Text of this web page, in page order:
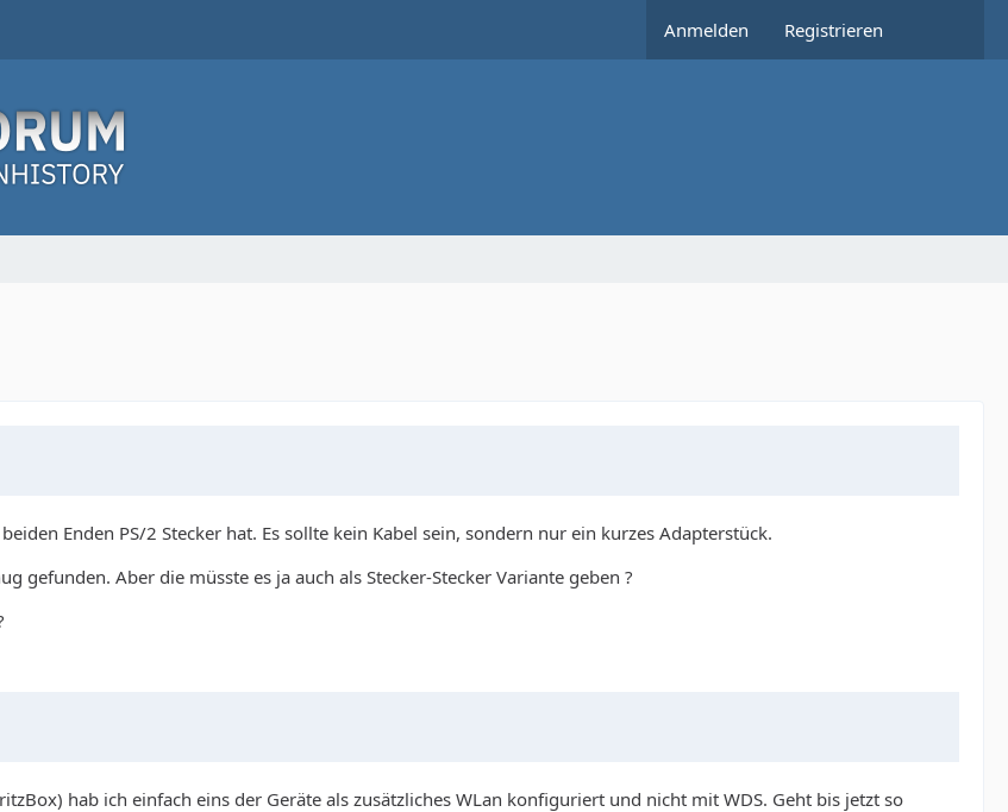
Anmelden Registrieren
Enden PS/2 Stecker hat. Es sollte kein Kabel sein, sondern nur ein kurzes Adapterstück.
gefunden. Aber die müsste es ja auch als Stecker-Stecker Variante geben ?
hab ich einfach eins der Geräte als zusätzliches WLan konfiguriert und nicht mit WDS. Geht bis jetzt so